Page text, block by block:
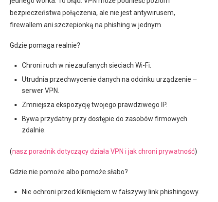
bezpieczeństwa połączenia, ale nie jest antywirusem,
firewallem ani szczepionką na phishing w jednym.
Gdzie pomaga realnie?
Chroni ruch w niezaufanych sieciach Wi-Fi.
Utrudnia przechwycenie danych na odcinku urządzenie –
serwer VPN.
Zmniejsza ekspozycję twojego prawdziwego IP.
Bywa przydatny przy dostępie do zasobów firmowych
zdalnie.
(nasz poradnik dotyczący działa VPN i jak chroni prywatność)
Gdzie nie pomoże albo pomoże słabo?
Nie ochroni przed kliknięciem w fałszywy link phishingowy.